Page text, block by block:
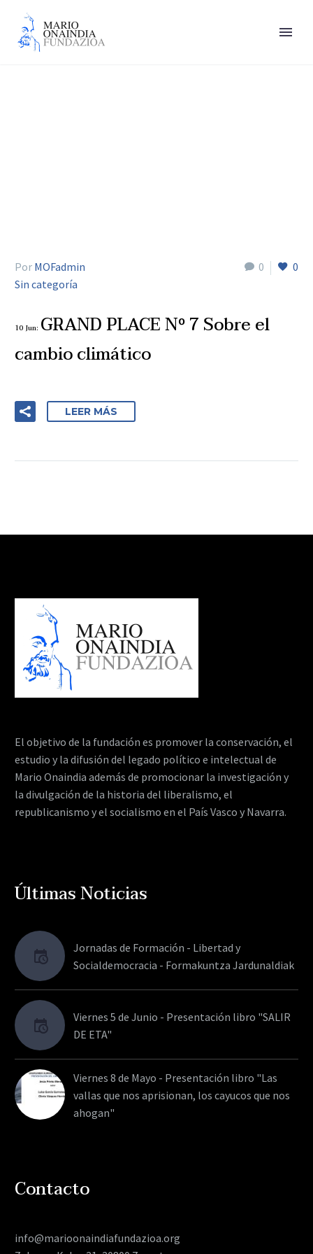
0 0
Por MOFadmin
Sin categoría
10 Jun: GRAND PLACE Nº 7 Sobre el
cambio climático
LEER MÁS
El objetivo de la fundación es promover la conservación, el
estudio y la difusión del legado político e intelectual de
Mario Onaindia además de promocionar la investigación y
la divulgación de la historia del liberalismo, el
republicanismo y el socialismo en el País Vasco y Navarra.
Últimas Noticias
Jornadas de Formación - Libertad y
Socialdemocracia - Formakuntza Jardunaldiak
Viernes 5 de Junio - Presentación libro "SALIR
DE ETA"
Viernes 8 de Mayo - Presentación libro "Las
vallas que nos aprisionan, los cayucos que nos
ahogan"
Contacto
info@marioonaindiafundazioa.org